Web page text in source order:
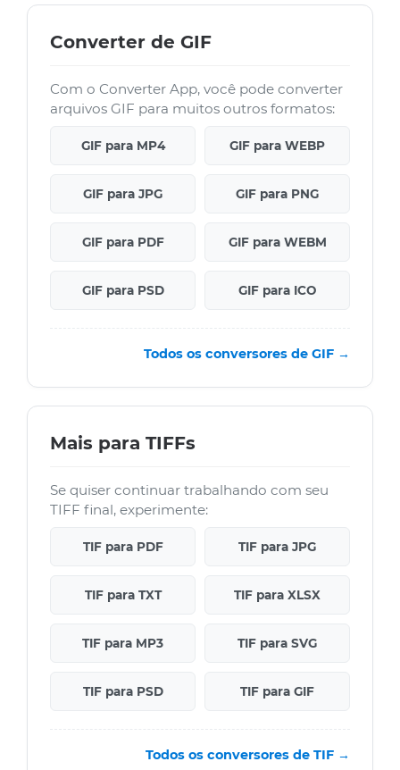
Converter de GIF
Com o Converter App, você pode converter
arquivos GIF para muitos outros formatos:
GIF para MP4 GIF para WEBP
GIF para JPG GIF para PNG
GIF para PDF GIF para WEBM
GIF para PSD GIF para ICO
Todos os conversores de GIF →
Mais para TIFFs
Se quiser continuar trabalhando com seu
TIFF final, experimente:
TIF para PDF TIF para JPG
TIF para TXT TIF para XLSX
TIF para MP3 TIF para SVG
TIF para PSD TIF para GIF
Todos os conversores de TIF →